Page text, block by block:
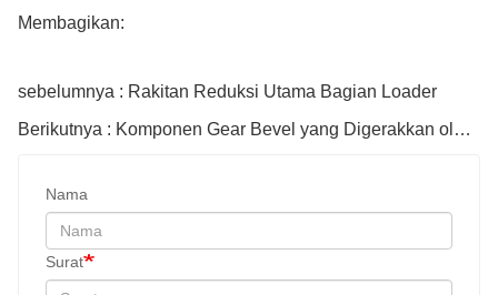
Membagikan:
sebelumnya : Rakitan Reduksi Utama Bagian Loader
Berikutnya : Komponen Gear Bevel yang Digerakkan oleh Loader
Nama
Surat